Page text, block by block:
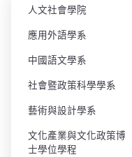
人文社會學院
應用外語學系
中國語文學系
社會暨政策科學學系
藝術與設計學系
文化產業與文化政策博
士學位學程